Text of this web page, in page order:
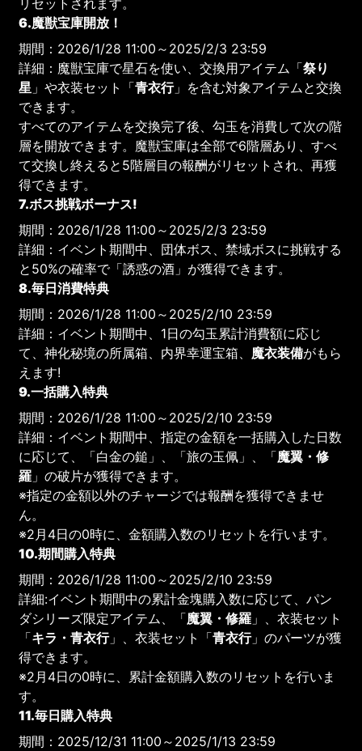
6.魔獣宝庫開放！
期間：2026/1/28 11:00～2025/2/3 23:59
詳細：魔獣宝庫で星石を使い、交換用アイテム「祭り
星 」や衣装セット「青衣行」を含む対象アイテムと交換
できます。
すべてのアイテムを交換完了後、勾玉を消費して次の階
層を開放できます。魔獣宝庫は全部で6階層あり、すべ
て交換し終えると5階層目の報酬がリセットされ、再獲
得できます。
7.ボス挑戦ボーナス!
期間：2026/1/28 11:00～2025/2/3 23:59
詳細：イベント期間中、団体ボス、禁域ボスに挑戦する
と50%の確率で「誘惑の酒」が獲得できます。
8.毎日消費特典
期間：2026/1/28 11:00～2025/2/10 23:59
詳細：イベント期間中、1日の勾玉累計消費額に応じ
て、神化秘境の所属箱、内界幸運宝箱、 魔衣装備がもら
えます!
9.一括購入特典
期間：2026/1/28 11:00～2025/2/10 23:59
詳細：イベント期間中、指定の金額を一括購入した日数
に応じて、「白金の鎚」、「旅の玉佩」、「魔翼・修
羅 」の破片が獲得できます。
※指定の金額以外のチャージでは報酬を獲得できませ
ん。
※2月4日の0時に、金額購入数のリセットを行います。
10.期間購入特典
期間：2026/1/28 11:00～2025/2/10 23:59
詳細:イベント期間中の累計金塊購入数に応じて、パン
ダシリーズ限定アイテム、「魔翼・修羅 」、衣装セット
「キラ・青衣行」、衣装セット「青衣行」のパーツが獲
得できます。
※2月4日の0時に、累計金額購入数のリセットを行いま
す。
11.毎日購入特典
期間：2025/12/31 11:00～2025/1/13 23:59